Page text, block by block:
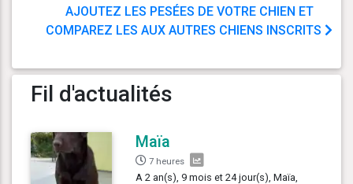
AJOUTEZ LES PESÉES DE VOTRE CHIEN ET
COMPAREZ LES AUX AUTRES CHIENS INSCRITS
Fil d'actualités
Maïa
7 heures
A 2 an(s), 9 mois et 24 jour(s), Maïa,